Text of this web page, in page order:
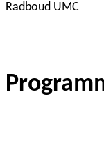
Radboud UMC